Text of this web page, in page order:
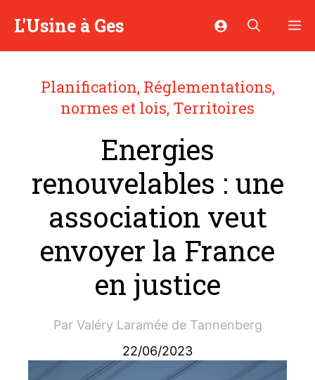
L'Usine à Ges
Planification, Réglementations,
normes et lois, Territoires
Energies
renouvelables : une
association veut
envoyer la France
en justice
Par Valéry Laramée de Tannenberg
22/06/2023